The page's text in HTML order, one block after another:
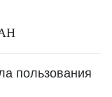
пользования